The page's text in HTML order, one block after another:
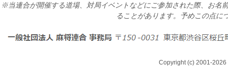
※当連合が開催する道場、対局イベントなどにご参加された際、お名
ることがあります。予めこの点に
Copyright (c) 2001-